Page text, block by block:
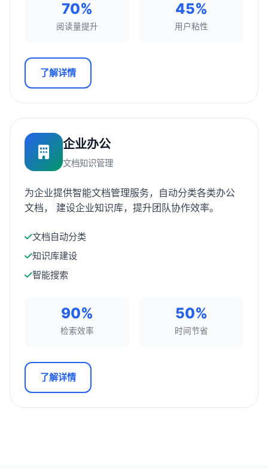
70%
阅读量提升
45%
用户粘性
了解详情
企业办公
文档知识管理
为企业提供智能文档管理服务，自动分类各类办公
文档， 建设企业知识库，提升团队协作效率。
文档自动分类
知识库建设
智能搜索
90%
检索效率
50%
时间节省
了解详情